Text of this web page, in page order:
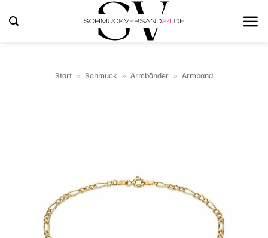
Inhalt
springen
Start » Schmuck » Armbänder » Armband